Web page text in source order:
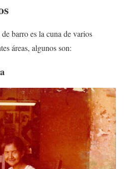
barro es la cuna de varios
áreas, algunos son: